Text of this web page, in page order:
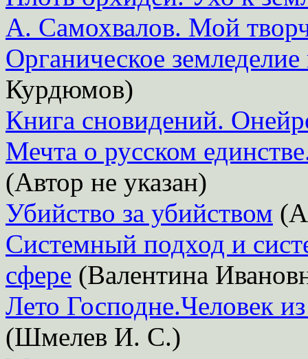
А. Самохвалов. Мой
Органическое
Курдюмов)
Книга сновидений.
Мечта о русском
(Автор не указан)
Убийство за убийством
Системный подход и
сфере (Валентина
Лето Господне.Человек
(Шмелев И. С.)